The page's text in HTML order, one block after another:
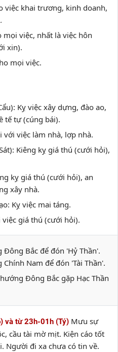
việc khai trương, kinh doanh,
mọi việc, nhất là việc hôn
xin).
mọi việc.
Kỵ việc xây dựng, đào ao,
tế tự (cúng bái).
với việc làm nhà, lợp nhà.
Kiêng kỵ giá thú (cưới hỏi),
kỵ giá thú (cưới hỏi), an
xây nhà.
Kỵ việc mai táng.
việc giá thú (cưới hỏi).
Đông Bắc để đón 'Hỷ Thần'.
Nam để đón 'Tài Thần'.
Đông Bắc gặp Hạc Thần
và từ 23h-01h (Tý) Mưu sự
cầu tài mờ mịt. Kiện cáo tốt
Người đi xa chưa có tin về.